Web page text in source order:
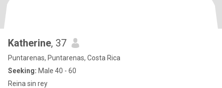
Katherine, 37
Puntarenas, Puntarenas, Costa Rica
Seeking: Male 40 - 60
Reina sin rey